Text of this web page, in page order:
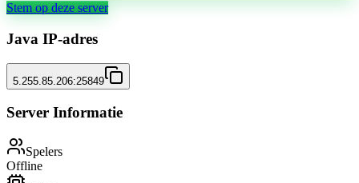
Stem op deze server
Java IP-adres
5.255.85.206:25849
Server Informatie
Spelers
Offline